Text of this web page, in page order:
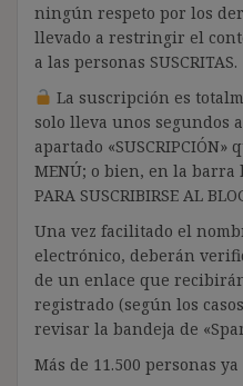
ningún respeto por los
llevado a restringir el
a las personas SUSCRITAS.
La suscripción es
solo lleva unos segundos
apartado
MENÚ; o bien, en la barra
PARA SUSCRIBIRSE AL
Una vez facilitado el
electrónico, deberán
de un enlace que
registrado (según los
revisar la bandeja de
Más de 11.500 personas